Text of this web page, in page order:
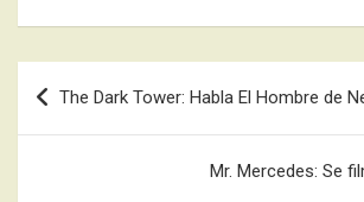
Navegación
de
The Dark Tower: Habla El Hombre de
Mr. Mercedes: Se